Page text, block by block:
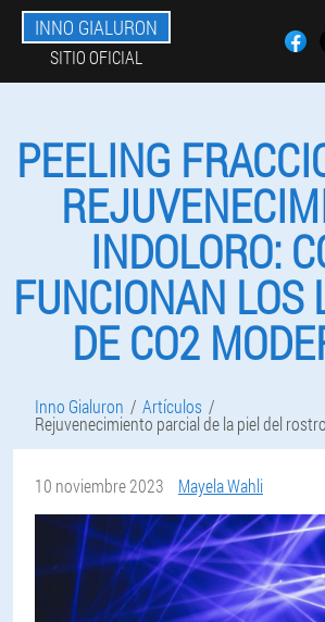
INNO GIALURON
SITIO OFICIAL
PEELING
INDOLORO:
FUNCIONAN LOS
DE CO2
Inno Gialuron Artículos
Rejuvenecimiento parcial de la piel del
10 noviembre 2023 Mayela Wahli